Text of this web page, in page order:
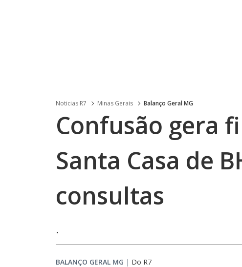
Noticias R7 Minas Gerais Balanço Geral MG
Confusão gera
Santa Casa de
consultas
.
BALANÇO GERAL MG | Do R7